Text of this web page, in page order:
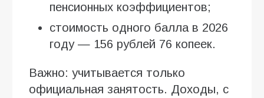
пенсионных коэффициентов;
стоимость одного балла в 2026
году — 156 рублей 76 копеек.
Важно: учитывается только
официальная занятость. Доходы, с